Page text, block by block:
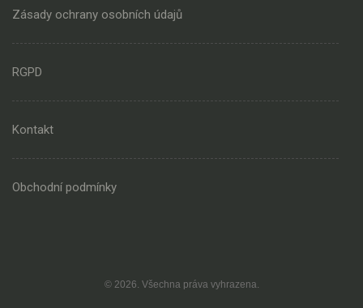
Zásady ochrany osobních údajů
RGPD
Kontakt
Obchodní podmínky
© 2026. Všechna práva vyhrazena.